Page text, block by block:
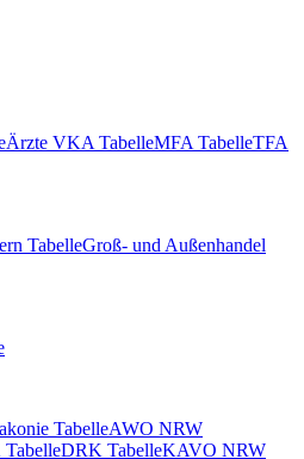
Ärzte VKA TabelleMFA TabelleTFA
TabelleGroß- und Außenhandel
TabelleAWO NRW
DRK TabelleKAVO NRW